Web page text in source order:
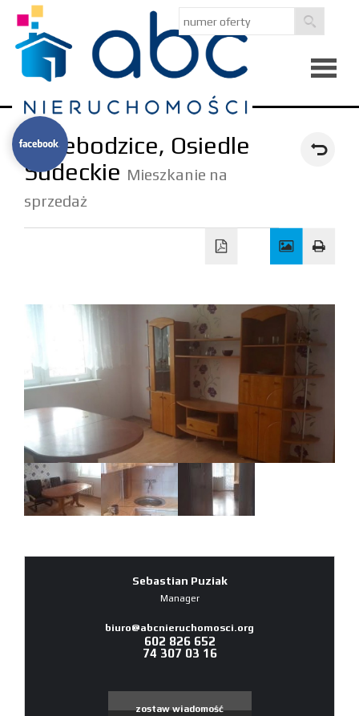
Świebodzice, Osiedle
Sudeckie Mieszkanie na
sprzedaż
Sebastian Puziak
Manager
biuro@abcnieruchomosci.org
602 826 652
74 307 03 16
zostaw wiadomość